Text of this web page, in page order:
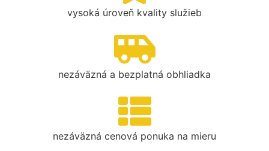
vysoká úroveň kvality služieb
nezáväzná a bezplatná obhliadka
nezáväzná cenová ponuka na mieru